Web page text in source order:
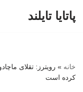
پاتایا تایلند
خانه » رویترز: تقلای
کرده است